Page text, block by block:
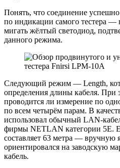
Понять, что соединение
по индикации самого тестера —
мигать жёлтый светодиод,
данного режима.
Следующий режим — Length,
определения длины кабеля. При
проводится ли измерение по
по всем четырём парам. В
использовал обычный LAN-
фирмы NETLAN категории 5E.
составляет 63 метра — вручную
ориентировался на заводскую
кабель.